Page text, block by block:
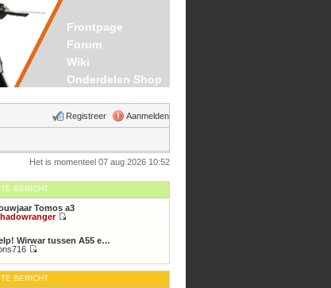
Frontpage
Forum
Wiki
Onderdelen Shop
Aanmelden
Registreer
Het is momenteel 07 aug 2026 10:52
BERICHT
Tomos a3
bericht
Wirwar tussen A55 e…
laatste
bericht
BERICHT